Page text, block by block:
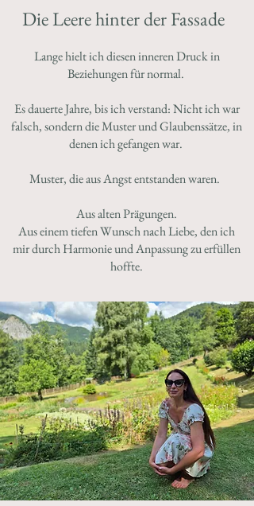
Die Leere hinter der Fassade
​Lange hielt ich diesen inneren Druck in
Beziehungen für normal.
Es dauerte Jahre, bis ich verstand: Nicht ich war
falsch, sondern die Muster und Glaubenssätze, in
denen ich gefangen war.
Muster, die aus Angst entstanden waren.
Aus alten Prägungen.
Aus einem tiefen Wunsch nach Liebe, den ich
mir durch Harmonie und Anpassung zu erfüllen
hoffte.